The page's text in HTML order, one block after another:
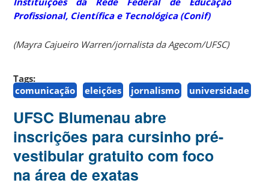
Profissional, Científica e Tecnológica (Conif)
(Mayra Cajueiro Warren/jornalista da Agecom/UFSC)
Tags:
comunicação
eleições jornalismo universidade
UFSC Blumenau abre
inscrições para cursinho pré-
vestibular gratuito com foco
na área de exatas